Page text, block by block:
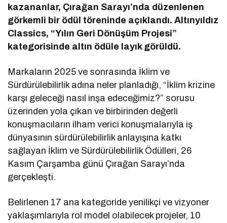
kazananlar, Çırağan Sarayı’nda düzenlenen
görkemli bir ödül töreninde açıklandı. Altınyıldız
Classics, “Yılın Geri Dönüşüm Projesi”
kategorisinde altın ödüle layık görüldü.
Markaların 2025 ve sonrasında İklim ve
Sürdürülebilirlik adına neler planladığı, “İklim krizine
karşı geleceği nasıl inşa edeceğimiz?” sorusu
üzerinden yola çıkan ve birbirinden değerli
konuşmacıların ilham verici konuşmalarıyla iş
dünyasının sürdürülebilirlik anlayışına katkı
sağlayan İklim ve Sürdürülebilirlik Ödülleri, 26
Kasım Çarşamba günü Çırağan Sarayı’nda
gerçekleşti.
Belirlenen 17 ana kategoride yenilikçi ve vizyoner
yaklaşımlarıyla rol model olabilecek projeler, 10